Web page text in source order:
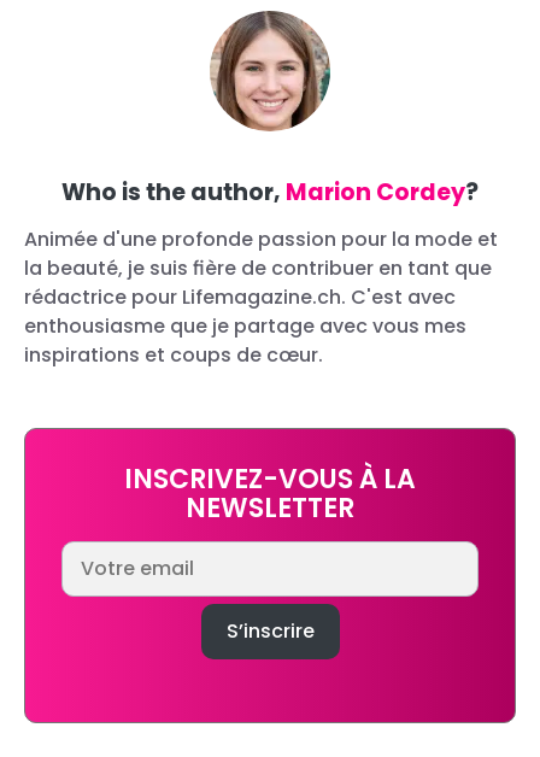
Who is the author, Marion Cordey?
Animée d'une profonde passion pour la mode et
la beauté, je suis fière de contribuer en tant que
rédactrice pour Lifemagazine.ch. C'est avec
enthousiasme que je partage avec vous mes
inspirations et coups de cœur.
INSCRIVEZ-VOUS À LA
NEWSLETTER